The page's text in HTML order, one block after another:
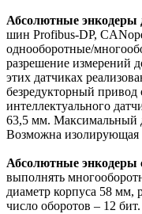
Абсолютные энкодеры
шин Profibus-DP,
однооборотные/
разрешение измерений
этих датчиках
безредукторный привод
интеллектуального
63,5 мм. Максимальный
Возможна изолирующая
Абсолютные энкодеры
выполнять
диаметр корпуса 58 мм,
число оборотов – 12 бит.